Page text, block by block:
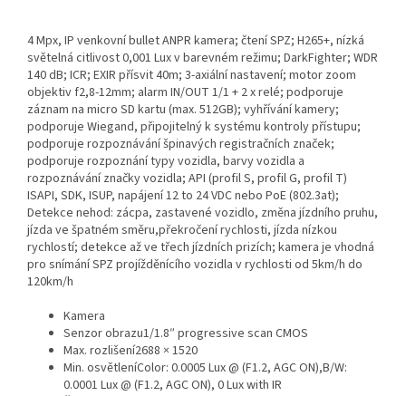
4 Mpx, IP venkovní bullet ANPR kamera; čtení SPZ; H265+, nízká
světelná citlivost 0,001 Lux v barevném režimu; DarkFighter; WDR
140 dB; ICR; EXIR přísvit 40m; 3-axiální nastavení; motor zoom
objektiv f2,8-12mm; alarm IN/OUT 1/1 + 2 x relé; podporuje
záznam na micro SD kartu (max. 512GB); vyhřívání kamery;
podporuje Wiegand, připojitelný k systému kontroly přístupu;
podporuje rozpoznávání špinavých registračních značek;
podporuje rozpoznání typy vozidla, barvy vozidla a
rozpoznávání značky vozidla; API (profil S, profil G, profil T)
ISAPI, SDK, ISUP, napájení 12 to 24 VDC nebo PoE (802.3at);
Detekce nehod: zácpa, zastavené vozidlo, změna jízdního pruhu,
jízda ve špatném směru,překročení rychlosti, jízda nízkou
rychlostí; detekce až ve třech jízdních prizích; kamera je vhodná
pro snímání SPZ projížděnícího vozidla v rychlosti od 5km/h do
120km/h
Kamera
Senzor obrazu1/1.8″ progressive scan CMOS
Max. rozlišení2688 × 1520
Min. osvětleníColor: 0.0005 Lux @ (F1.2, AGC ON),B/W:
0.0001 Lux @ (F1.2, AGC ON), 0 Lux with IR